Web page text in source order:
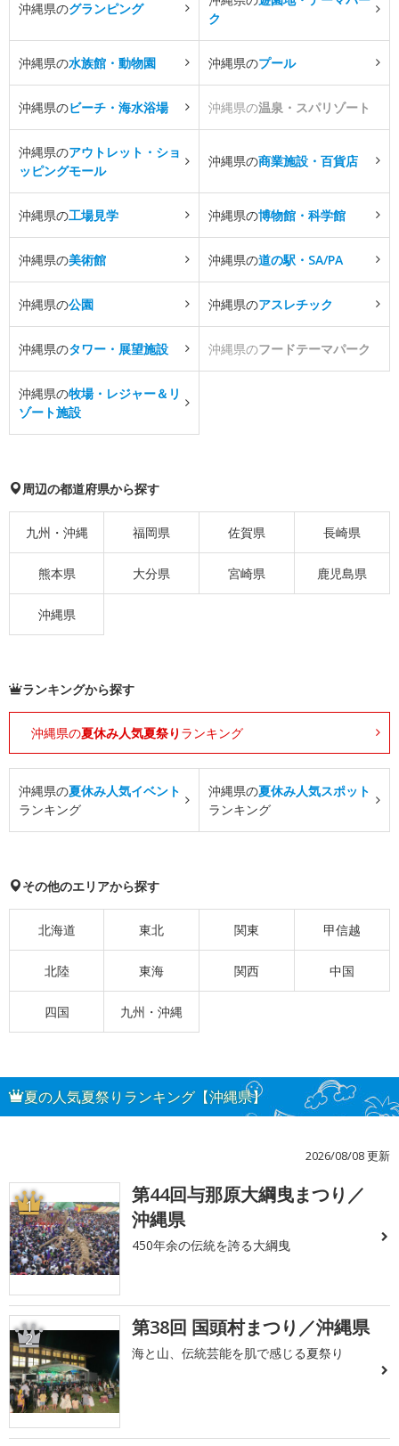
沖縄県のグランピング
ク
沖縄県の水族館・動物園 沖縄県のプール
沖縄県のビーチ・海水浴場 沖縄県の温泉・スパリゾート
沖縄県のアウトレット・ショ
ッピングモール
沖縄県の商業施設・百貨店
沖縄県の工場見学 沖縄県の博物館・科学館
沖縄県の美術館 沖縄県の道の駅・SA/PA
沖縄県の公園 沖縄県のアスレチック
沖縄県のタワー・展望施設 沖縄県のフードテーマパーク
沖縄県の牧場・レジャー＆リ
ゾート施設
周辺の都道府県から探す
九州・沖縄 福岡県 佐賀県 長崎県
熊本県 大分県 宮崎県 鹿児島県
沖縄県
ランキングから探す
沖縄県の夏休み人気夏祭り ランキング
沖縄県の夏休み人気イベント
ランキング
沖縄県の夏休み人気スポット
ランキング
その他のエリアから探す
北海道 東北 関東 甲信越
北陸 東海 関西 中国
四国 九州・沖縄
夏の人気夏祭りランキング【沖縄県】
2026/08/08 更新
1
第44回与那原大綱曳まつり／
沖縄県
450年余の伝統を誇る大綱曳
2 第38回 国頭村まつり／沖縄県
海と山、伝統芸能を肌で感じる夏祭り